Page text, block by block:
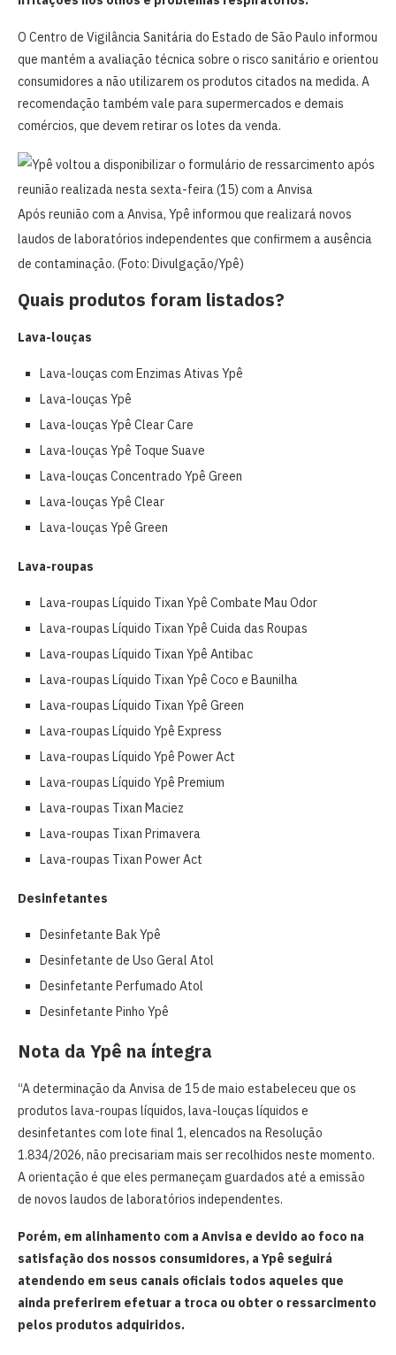
O Centro de Vigilância Sanitária do Estado de São Paulo informou
que mantém a avaliação técnica sobre o risco sanitário e orientou
consumidores a não utilizarem os produtos citados na medida. A
recomendação também vale para supermercados e demais
comércios, que devem retirar os lotes da venda.
Após reunião com a Anvisa, Ypê informou que realizará novos
laudos de laboratórios independentes que confirmem a ausência
de contaminação. (Foto: Divulgação/Ypê)
Quais produtos foram listados?
Lava-louças
Lava-louças com Enzimas Ativas Ypê
Lava-louças Ypê
Lava-louças Ypê Clear Care
Lava-louças Ypê Toque Suave
Lava-louças Concentrado Ypê Green
Lava-louças Ypê Clear
Lava-louças Ypê Green
Lava-roupas
Lava-roupas Líquido Tixan Ypê Combate Mau Odor
Lava-roupas Líquido Tixan Ypê Cuida das Roupas
Lava-roupas Líquido Tixan Ypê Antibac
Lava-roupas Líquido Tixan Ypê Coco e Baunilha
Lava-roupas Líquido Tixan Ypê Green
Lava-roupas Líquido Ypê Express
Lava-roupas Líquido Ypê Power Act
Lava-roupas Líquido Ypê Premium
Lava-roupas Tixan Maciez
Lava-roupas Tixan Primavera
Lava-roupas Tixan Power Act
Desinfetantes
Desinfetante Bak Ypê
Desinfetante de Uso Geral Atol
Desinfetante Perfumado Atol
Desinfetante Pinho Ypê
Nota da Ypê na íntegra
“A determinação da Anvisa de 15 de maio estabeleceu que os
produtos lava-roupas líquidos, lava-louças líquidos e
desinfetantes com lote final 1, elencados na Resolução
1.834/2026, não precisariam mais ser recolhidos neste momento.
A orientação é que eles permaneçam guardados até a emissão
de novos laudos de laboratórios independentes.
Porém, em alinhamento com a Anvisa e devido ao foco na
satisfação dos nossos consumidores, a Ypê seguirá
atendendo em seus canais oficiais todos aqueles que
ainda preferirem efetuar a troca ou obter o ressarcimento
pelos produtos adquiridos.